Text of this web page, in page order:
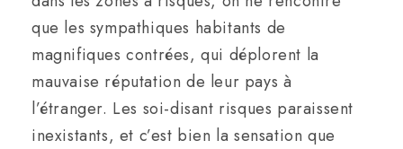
que les sympathiques habitants de
magnifiques contrées, qui déplorent la
mauvaise réputation de leur pays à
l’étranger. Les soi-disant risques paraissent
inexistants, et c’est bien la sensation que